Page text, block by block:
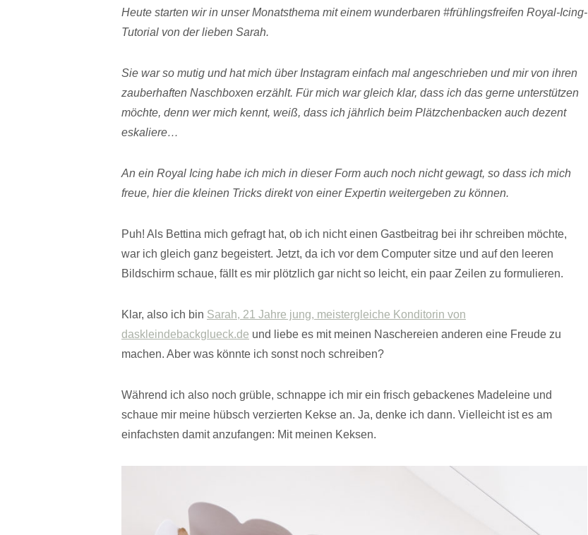
Heute starten wir in unser Monatsthema mit einem wunderbaren #frühlingsfreifen Royal-Icing-
Tutorial von der lieben Sarah.
Sie war so mutig und hat mich über Instagram einfach mal angeschrieben und mir von ihren
zauberhaften Naschboxen erzählt. Für mich war gleich klar, dass ich das gerne unterstützen
möchte, denn wer mich kennt, weiß, dass ich jährlich beim Plätzchenbacken auch dezent
eskaliere…
An ein Royal Icing habe ich mich in dieser Form auch noch nicht gewagt, so dass ich mich
freue, hier die kleinen Tricks direkt von einer Expertin weitergeben zu können.
Puh! Als Bettina mich gefragt hat, ob ich nicht einen Gastbeitrag bei ihr schreiben möchte,
war ich gleich ganz begeistert. Jetzt, da ich vor dem Computer sitze und auf den leeren
Bildschirm schaue, fällt es mir plötzlich gar nicht so leicht, ein paar Zeilen zu formulieren.
Klar, also ich bin Sarah, 21 Jahre jung, meistergleiche Konditorin von
daskleindebackglueck.de und liebe es mit meinen Naschereien anderen eine Freude zu
machen. Aber was könnte ich sonst noch schreiben?
Während ich also noch grüble, schnappe ich mir ein frisch gebackenes Madeleine und
schaue mir meine hübsch verzierten Kekse an. Ja, denke ich dann. Vielleicht ist es am
einfachsten damit anzufangen: Mit meinen Keksen.